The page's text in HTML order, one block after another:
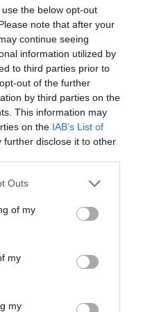
the below opt-out
note that after your
continue seeing
information utilized by
to third parties prior to
out of the further
by third parties on the
This information may
on the IAB’s List of
further disclose it to other
one or more Google
You may click to
its third-party tags to
in below Google
Outs
of my
my
my
από την Αττική
Ρούσσου στα 800μ.
→